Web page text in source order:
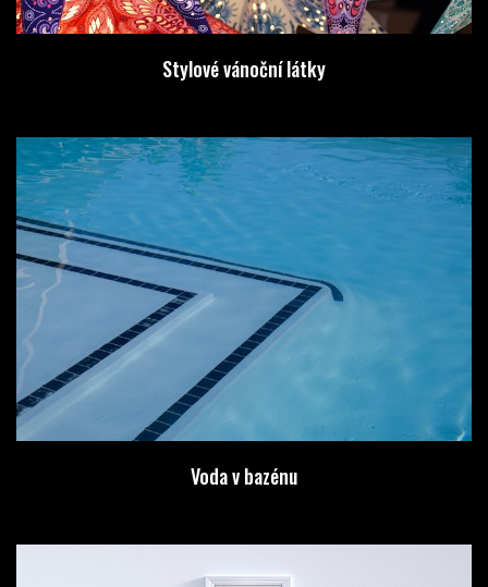
Stylové vánoční látky
Voda v bazénu